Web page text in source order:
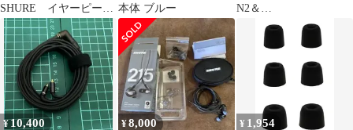
SHURE イヤーピース
(Mサイズ/10個)
EASFX110M 未使用 送
料無料
本体 ブルー
N2＆
SHURESE215special
¥10,400 ¥8,000 ¥ 1,954